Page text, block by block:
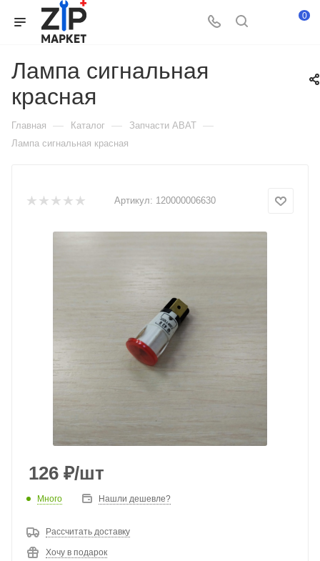
0
Лампа сигнальная
красная
Главная — Каталог — Запчасти ABAT —
Лампа сигнальная красная
Артикул: 120000006630
126 ₽/шт
Много Нашли дешевле?
Рассчитать доставку
Хочу в подарок